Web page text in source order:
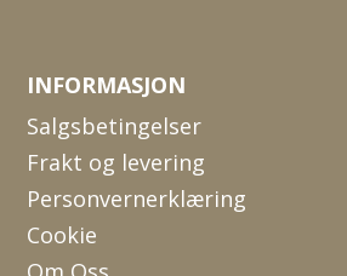
INFORMASJON
Salgsbetingelser
Frakt og levering
Personvernerklæring
Cookie